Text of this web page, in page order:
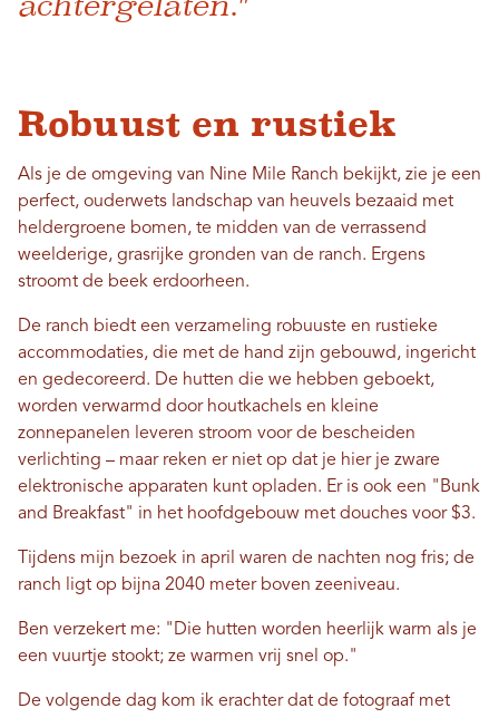
Robuust en rustiek
Als je de omgeving van Nine Mile Ranch bekijkt, zie je een
perfect, ouderwets landschap van heuvels bezaaid met
heldergroene bomen, te midden van de verrassend
weelderige, grasrijke gronden van de ranch. Ergens
stroomt de beek erdoorheen.
De ranch biedt een verzameling robuuste en rustieke
accommodaties, die met de hand zijn gebouwd, ingericht
en gedecoreerd. De hutten die we hebben geboekt,
worden verwarmd door houtkachels en kleine
zonnepanelen leveren stroom voor de bescheiden
verlichting – maar reken er niet op dat je hier je zware
elektronische apparaten kunt opladen. Er is ook een "Bunk
and Breakfast" in het hoofdgebouw met douches voor $3.
Tijdens mijn bezoek in april waren de nachten nog fris; de
ranch ligt op bijna 2040 meter boven zeeniveau.
Ben verzekert me: "Die hutten worden heerlijk warm als je
een vuurtje stookt; ze warmen vrij snel op."
De volgende dag kom ik erachter dat de fotograaf met